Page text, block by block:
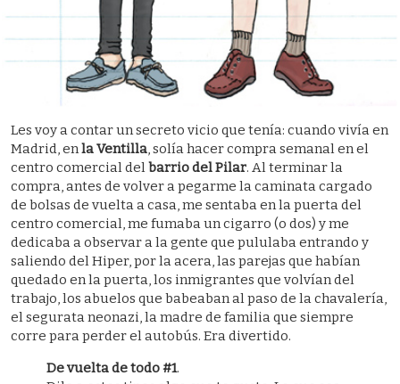
Les voy a contar un secreto vicio que tenía: cuando vivía en
Madrid, enla Ventilla, solía hacer compra semanal en el
centro comercial delbarrio del Pilar. Al terminar la
compra, antes de volver a pegarme la caminata cargado
de bolsas de vuelta a casa, me sentaba en la puerta del
centro comercial, me fumaba un cigarro (o dos) y me
dedicaba a observar a la gente que pululaba entrando y
saliendo del Hiper, por la acera, las parejas que habían
quedado en la puerta, los inmigrantes que volvían del
trabajo, los abuelos que babeaban al paso de la chavalería,
el segurata neonazi, la madre de familia que siempre
corre para perder el autobús. Era divertido.
De vuelta de todo #1.